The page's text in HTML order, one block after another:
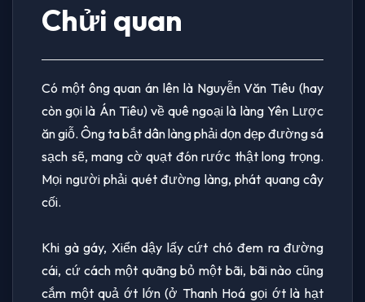
Chửi quan
Có một ông quan án lên là Nguyễn Văn Tiêu (hay
còn gọi là Án Tiêu) về quê ngoại là làng Yên Lược
ăn giỗ. Ông ta bắt dân làng phải dọn dẹp đường sá
sạch sẽ, mang cờ quạt đón rước thật long trọng.
Mọi người phải quét đường làng, phát quang cây
cối.
Khi gà gáy, Xiển dậy lấy cứt chó đem ra đường
cái, cứ cách một quãng bỏ một bãi, bãi nào cũng
cắm một quả ớt lớn (ở Thanh Hoá gọi ớt là hạt